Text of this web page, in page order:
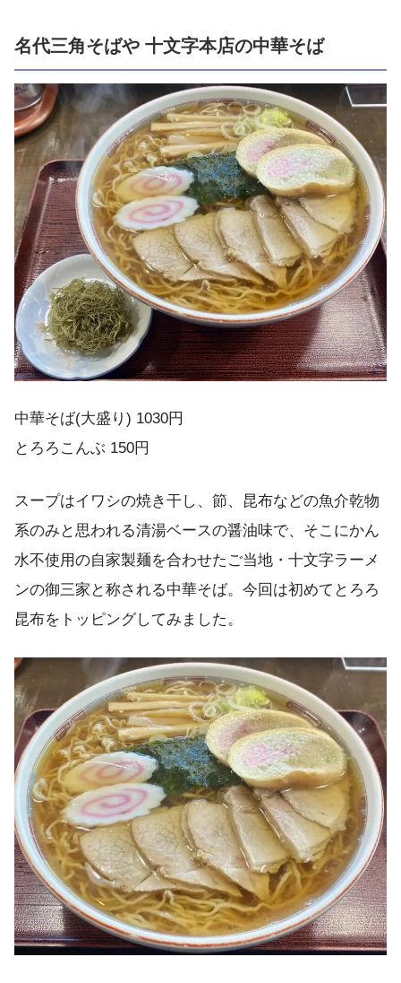
名代三角そばや 十文字本店の中華そば
中華そば(大盛り) 1030円
とろろこんぶ 150円
スープはイワシの焼き干し、節、昆布などの魚介乾物
系のみと思われる清湯ベースの醤油味で、そこにかん
水不使用の自家製麺を合わせたご当地・十文字ラーメ
ンの御三家と称される中華そば。今回は初めてとろろ
昆布をトッピングしてみました。